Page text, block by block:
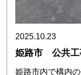
2025.10.23
姫路市 公共工
姫路市内で構内